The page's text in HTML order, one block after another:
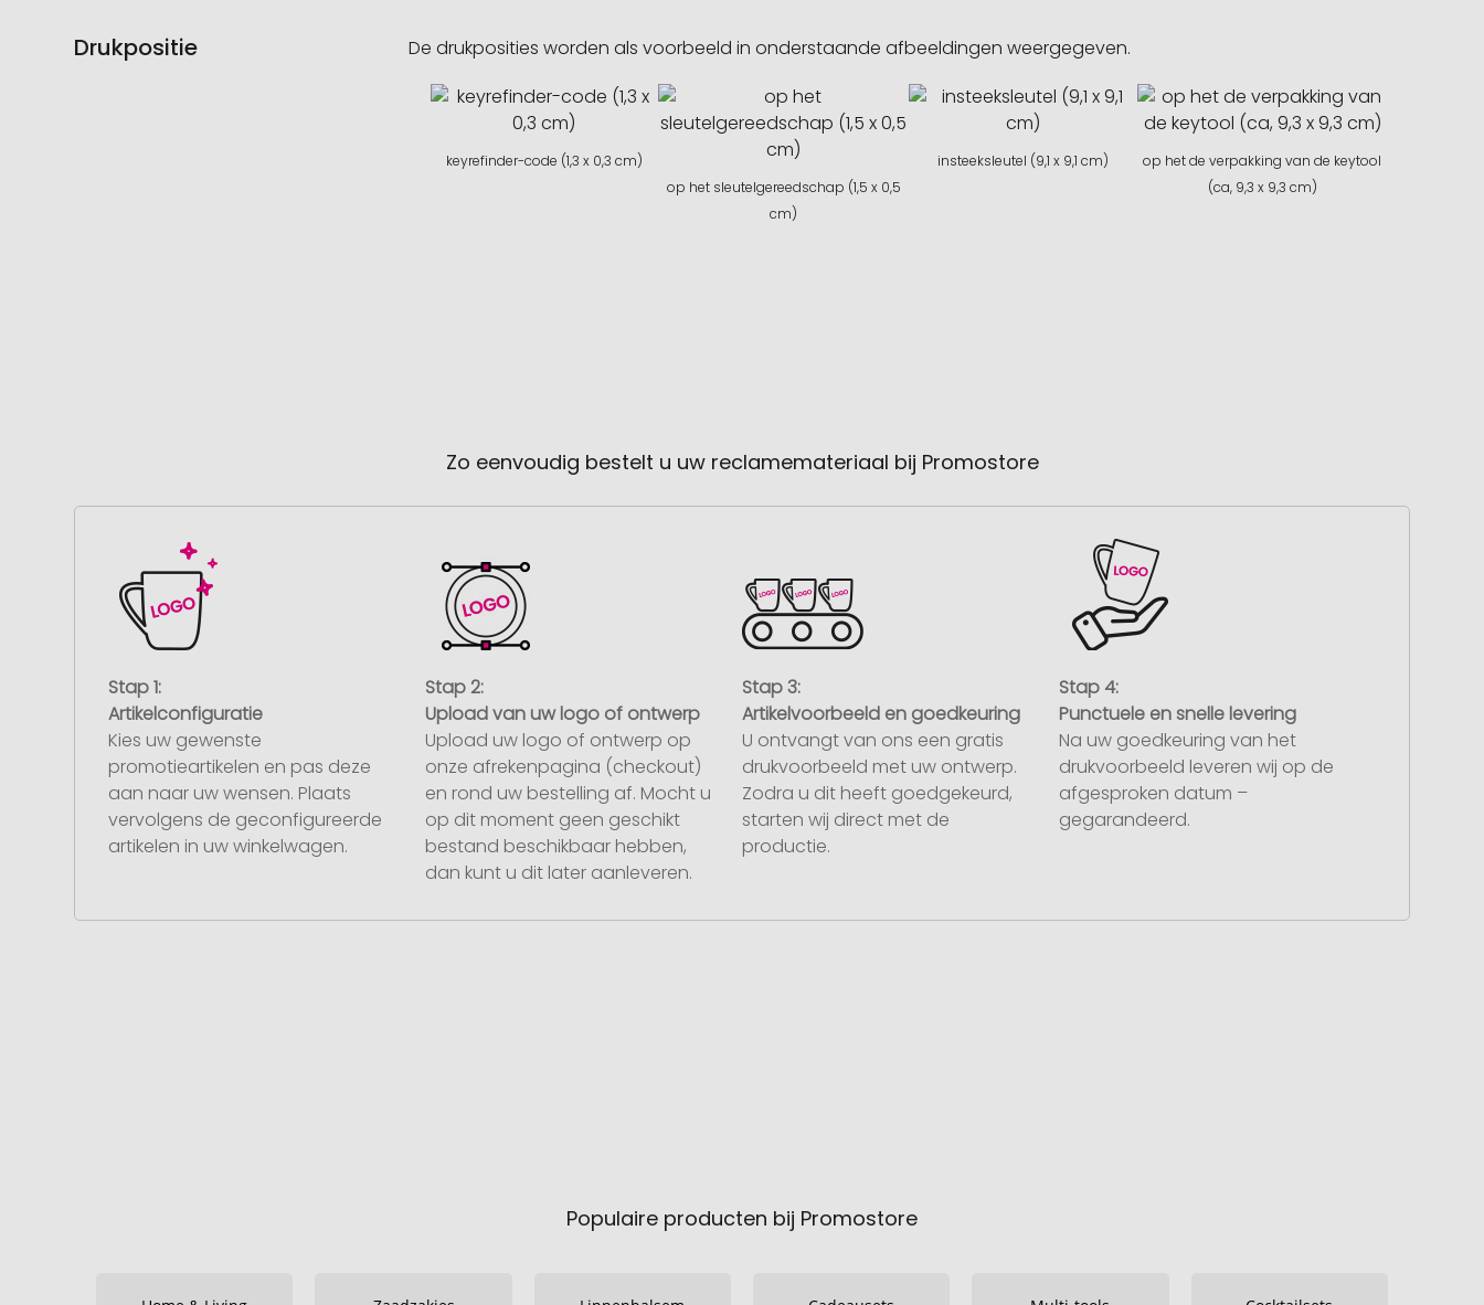
Drukpositie De drukposities worden als voorbeeld in onderstaande afbeeldingen weergegeven.
keyrefinder-code (1,3 x 0,3 cm)
op het sleutelgereedschap (1,5 x 0,5
cm)
insteeksleutel (9,1 x 9,1 cm)
op het de verpakking van de keytool
(ca, 9,3 x 9,3 cm)
Zo eenvoudig bestelt u uw reclamemateriaal bij Promostore
Stap 1:
Artikelconfiguratie
Kies uw gewenste
promotieartikelen en pas deze
aan naar uw wensen. Plaats
vervolgens de geconfigureerde
artikelen in uw winkelwagen.
Stap 2:
Upload van uw logo of ontwerp
Upload uw logo of ontwerp op
onze afrekenpagina (checkout)
en rond uw bestelling af. Mocht u
op dit moment geen geschikt
bestand beschikbaar hebben,
dan kunt u dit later aanleveren.
Stap 3:
Artikelvoorbeeld en goedkeuring
U ontvangt van ons een gratis
drukvoorbeeld met uw ontwerp.
Zodra u dit heeft goedgekeurd,
starten wij direct met de
productie.
Stap 4:
Punctuele en snelle levering
Na uw goedkeuring van het
drukvoorbeeld leveren wij op de
afgesproken datum –
gegarandeerd.
Populaire producten bij Promostore